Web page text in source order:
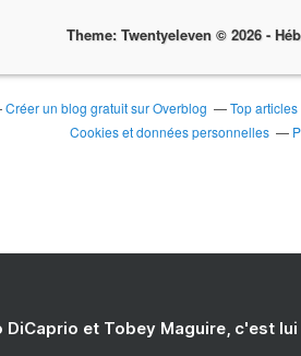
Theme: Twentyeleven © 2026 -
Créer un blog gratuit sur Overblog Top articles
Cookies et données personnelles
DiCaprio et Tobey Maguire, c'est